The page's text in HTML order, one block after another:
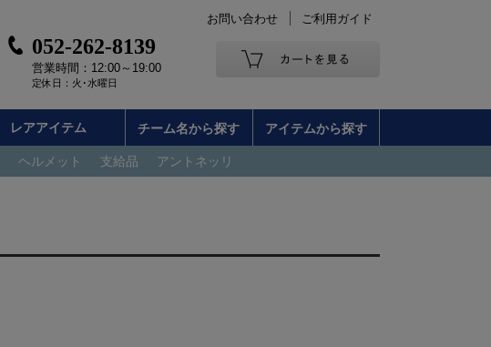
お問い合わせ ご利用ガイド
052-262-8139
営業時間：12:00～19:00
定休日：火･水曜日
レアアイテム チーム名から探す アイテムから探す
ヘルメット 支給品 アントネッリ